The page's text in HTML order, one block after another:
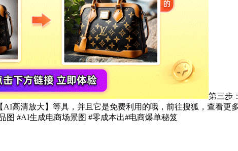
第三步
高清放大】等具，并且它是免费利用的哦，前往搜狐，查看更
图 #AI生成电商场景图 #零成本出#电商爆单秘笈